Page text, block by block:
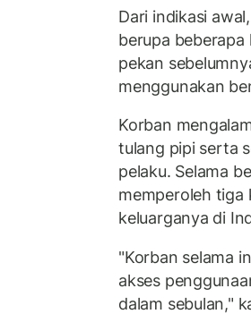
Dari indikasi
berupa
pekan
menggunakan
Korban
tulang pipi serta
pelaku. Selama
memperoleh tiga
keluarganya di
"Korban selama
akses
dalam sebulan,"